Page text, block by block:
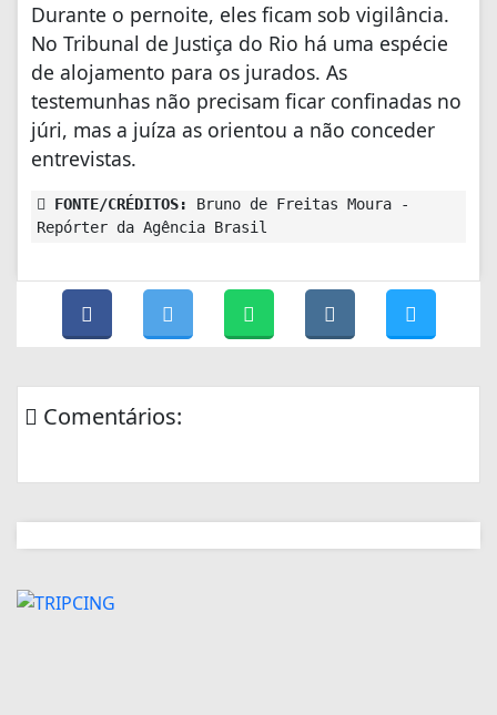
Durante o pernoite, eles ficam sob vigilância.
No Tribunal de Justiça do Rio há uma espécie
de alojamento para os jurados. As
testemunhas não precisam ficar confinadas no
júri, mas a juíza as orientou a não conceder
entrevistas.
FONTE/CRÉDITOS:
Bruno de Freitas Moura -
Repórter da Agência Brasil
Comentários: